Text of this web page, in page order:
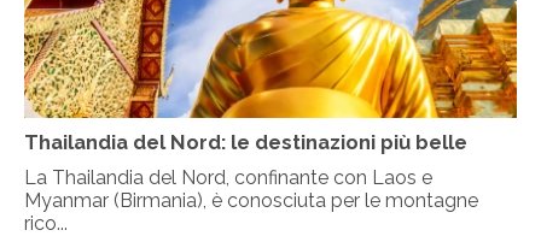
Thailandia del Nord: le destinazioni più belle
La Thailandia del Nord, confinante con Laos e
Myanmar (Birmania), è conosciuta per le montagne
rico...